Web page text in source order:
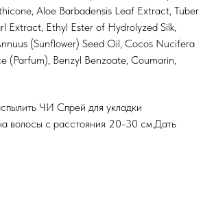
Aloe Barbadensis Leaf Extract, Tuber
Extract, Ethyl Ester of Hydrolyzed Silk,
(Sunflower) Seed Oil, Cocos Nucifera
(Parfum), Benzyl Benzoate, Coumarin,
ЧИ Спрей для укладки
волосы с расстояния 20-30 см.Дать